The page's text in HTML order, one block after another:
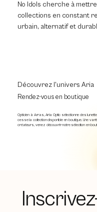
No Idols cherche à
collections en constant
urbain, alternatif et
Rendez-vous en boutique
Découvrez l'univers Aria
Opticien à Arras, Aria Optic sélectionne des
cesse la collection disponible en boutique. Une
créateurs, venez découvrir notre sélection en